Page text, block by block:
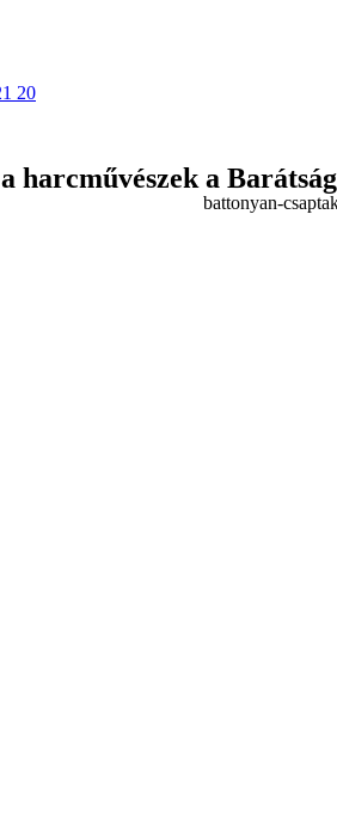
20
harcművészek a